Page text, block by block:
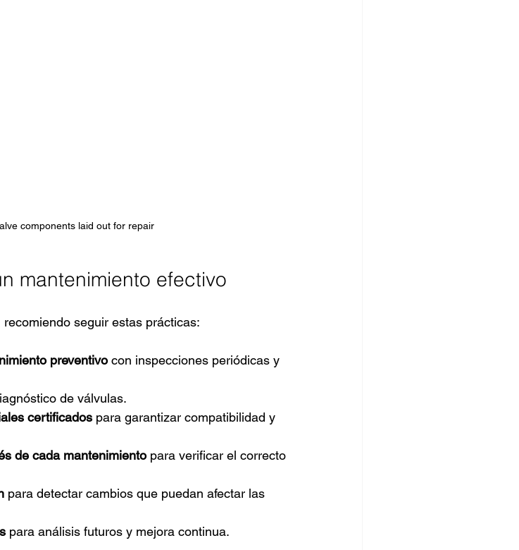
components laid out for repair
mantenimiento efectivo
seguir estas prácticas:
preventivo con inspecciones periódicas y
de válvulas.
certificados para garantizar compatibilidad y
de cada mantenimiento para verificar el correcto
para detectar cambios que puedan afectar las
para análisis futuros y mejora continua.